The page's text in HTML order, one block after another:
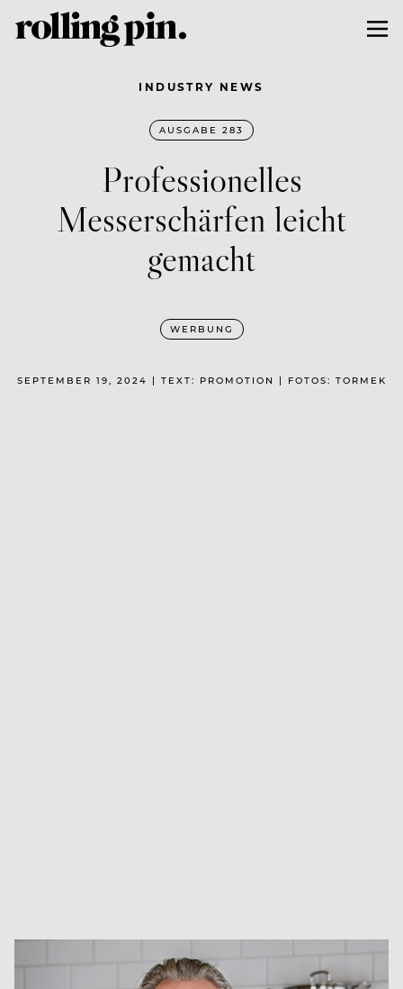
INDUSTRY NEWS
AUSGABE 283
Professionelles
Messerschärfen leicht
gemacht
WERBUNG
SEPTEMBER 19, 2024 | TEXT: PROMOTION | FOTOS: TORMEK